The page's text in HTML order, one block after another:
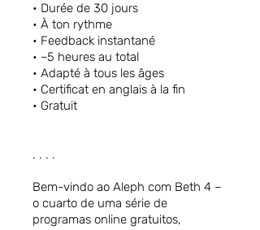
• Durée de 30 jours
• À ton rythme
• Feedback instantané
• ~5 heures au total
• Adapté à tous les âges
• Certificat en anglais à la fin
• Gratuit
. . . .
Bem-vindo ao Aleph com Beth 4 –
o cuarto de uma série de
programas online gratuitos,